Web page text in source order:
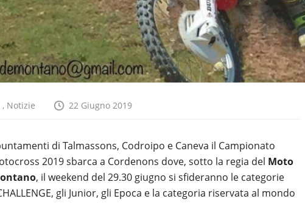
, Notizie 22 Giugno 2019
di Talmassons, Codroipo e Caneva il Campionato
2019 sbarca a Cordenons dove, sotto la regia del Moto
, il weekend del 29.30 giugno si sfideranno le categorie
gli Junior, gli Epoca e la categoria riservata al mondo